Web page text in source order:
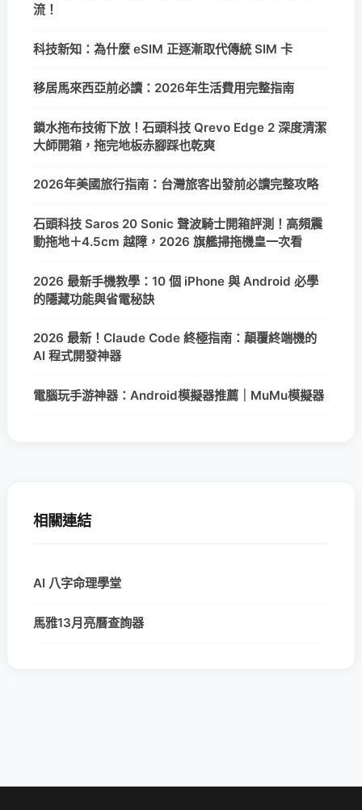
流！
科技新知：為什麼 eSIM 正逐漸取代傳統 SIM 卡
移居馬來西亞前必讀：2026年生活費用完整指南
鎖水拖布技術下放！石頭科技 Qrevo Edge 2 深度清潔
大師開箱，拖完地板赤腳踩也乾爽
2026年美國旅行指南：台灣旅客出發前必讀完整攻略
石頭科技 Saros 20 Sonic 聲波騎士開箱評測！高頻震
動拖地＋4.5cm 越障，2026 旗艦掃拖機皇一次看
2026 最新手機教學：10 個 iPhone 與 Android 必學
的隱藏功能與省電秘訣
2026 最新！Claude Code 終極指南：顛覆終端機的
AI 程式開發神器
電腦玩手游神器：Android模擬器推薦｜MuMu模擬器
相關連結
AI 八字命理學堂
馬雅13月亮曆查詢器